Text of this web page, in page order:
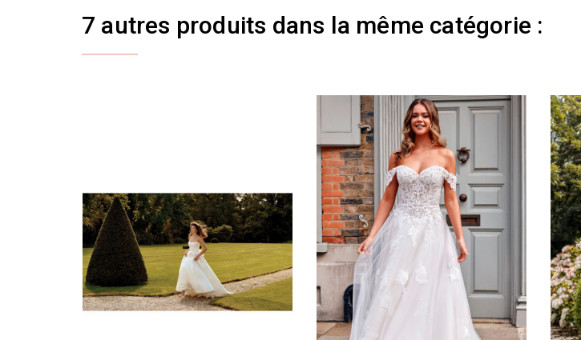
7 autres produits dans la même catégorie :